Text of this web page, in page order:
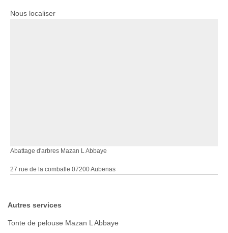
Nous localiser
Abattage d'arbres Mazan L Abbaye
27 rue de la comballe 07200 Aubenas
Autres services
Tonte de pelouse Mazan L Abbaye